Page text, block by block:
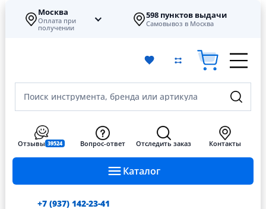
Москва
Оплата при
получении
598 пунктов выдачи
Самовывоз в Москва
Поиск инструмента, бренда или артикула
Каталог
Отзывы 39524 Вопрос-ответ Отследить заказ Контакты
+7 (937) 142-23-41